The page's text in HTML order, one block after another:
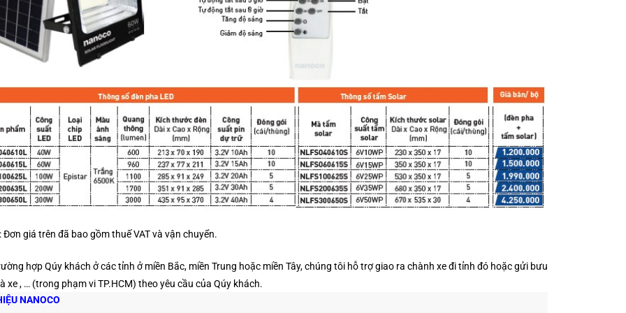
Đơn giá trên đã bao gồm thuế VAT và vận chuyển.
hợp Qúy khách ở các tỉnh ở miền Bắc, miền Trung hoặc miền Tây, chúng tôi hỗ trợ giao ra chành xe đi tỉnh đó hoặc gửi bưu
xe , … (trong phạm vi TP.HCM) theo yêu cầu của Qúy khách.
NANOCO